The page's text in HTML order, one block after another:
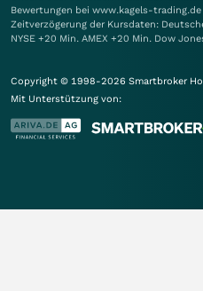
Bewertungen bei www.kagels-trading.de
Zeitverzögerung der Kursdaten:
NYSE +20 Min. AMEX +20 Min. Dow
Copyright © 1998-2026 Smartbroker
Mit Unterstützung von: